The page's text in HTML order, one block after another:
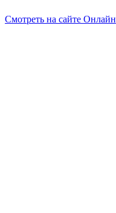
Смотреть на сайте Онлайн